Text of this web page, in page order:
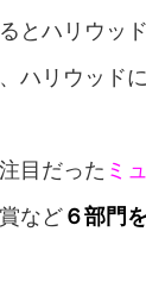
とハリウッ
ハリウッド
目だった ミ
など ６部門